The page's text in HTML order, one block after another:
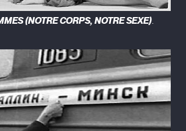
(NOTRE CORPS, NOTRE SEXE).